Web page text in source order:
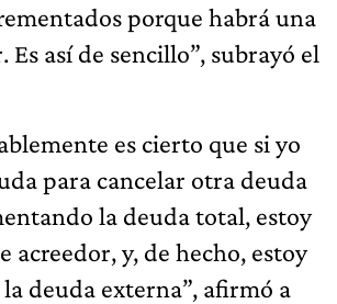
porque habrá una
Es así de sencillo”, subrayó el
es cierto que si yo
para cancelar otra deuda
la deuda total, estoy
acreedor, y, de hecho, estoy
deuda externa”, afirmó a